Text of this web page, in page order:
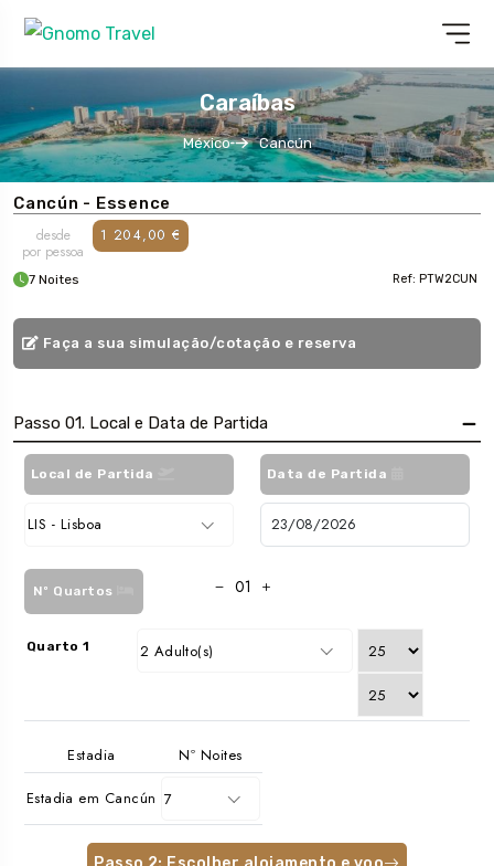
Caraíbas
México Cancún
Cancún - Essence
desde
por pessoa
1 204,00 €
7 Noites Ref: PTW2CUN
Faça a sua simulação/cotação e reserva
Passo 01. Local e Data de Partida
Local de Partida
LIS - Lisboa
Data de Partida
Nº Quartos
Quarto 1 2 Adulto(s)
Estadia Nº Noites
Estadia em Cancún 7